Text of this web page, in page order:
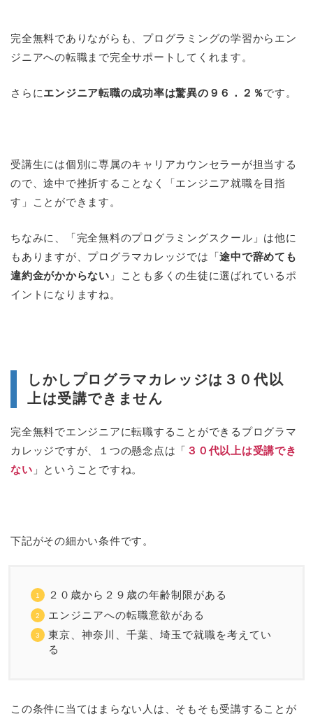
完全無料でありながらも、プログラミングの学習からエン
ジニアへの転職まで完全サポートしてくれます。
さらにエンジニア転職の成功率は驚異の９６．２％です。
受講生には個別に専属のキャリアカウンセラーが担当する
ので、途中で挫折することなく「エンジニア就職を目指
す」ことができます。
ちなみに、「完全無料のプログラミングスクール」は他に
もありますが、プログラマカレッジでは「途中で辞めても
違約金がかからない 」ことも多くの生徒に選ばれているポ
イントになりますね。
しかしプログラマカレッジは３０代以
上は受講できません
完全無料でエンジニアに転職することができるプログラマ
カレッジですが、１つの懸念点は「 ３０代以上は受講でき
ない 」ということですね。
下記がその細かい条件です。
２０歳から２９歳の年齢制限がある
エンジニアへの転職意欲がある
東京、神奈川、千葉、埼玉で就職を考えてい
る
この条件に当てはまらない人は、そもそも受講することが